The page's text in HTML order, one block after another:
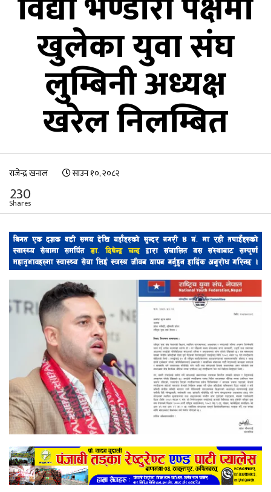
खुलेका युवा संघ
लुम्बिनी अध्यक्ष
खरेल निलम्बित
राजेन्द्र खनाल साउन १०, २०८२
230
Shares